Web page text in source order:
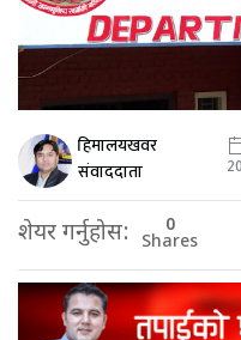
हिमालयखवर
संवाददाता
शेयर गर्नुहोस: 0
Shares